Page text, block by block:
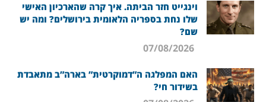
וינגייט חזר הביתה. איך קרה שהארכיון האישי
שלו נחת בספריה הלאומית בירושלים? ומה יש
שם?
האם המפלגה ה”דמוקרטית” בארה”ב מתאבדת
בשידור חי?